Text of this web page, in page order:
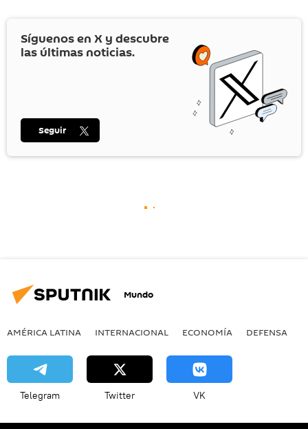
Síguenos en X y descubre
las últimas noticias.
Seguir
Mundo
AMÉRICA LATINA INTERNACIONAL ECONOMÍA DEFENSA
Telegram Twitter VK